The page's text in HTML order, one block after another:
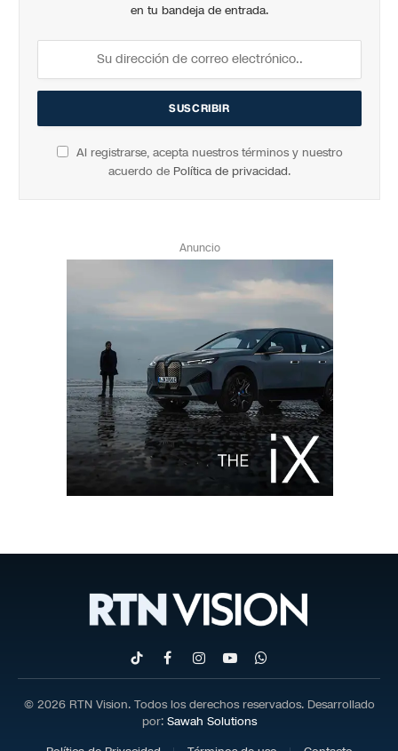
en tu bandeja de entrada.
Al registrarse, acepta nuestros términos y nuestro
acuerdo de Política de privacidad.
Anuncio
TikTokFacebookInstagram
YouTubeWhatsApp
© 2026 RTN Vision. Todos los derechos reservados. Desarrollado
por: Sawah Solutions